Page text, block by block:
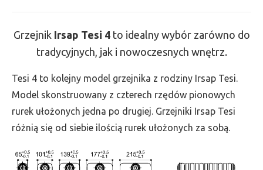
wys.
565,
szer.
1035,
1720
Grzejnik Irsap Tesi 4to idealny wybór zarówno do
tradycyjnych, jak i nowoczesnych wnętrz.
Tesi 4 to kolejny model grzejnika z rodziny Irsap Tesi.
Model skonstruowany z czterech rzędów pionowych
rurek ułożonych jedna po drugiej. Grzejniki Irsap Tesi
różnią się od siebie ilością rurek ułożonych za sobą.